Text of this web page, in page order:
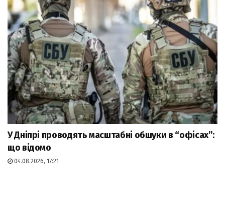
У Дніпрі проводять масштабні обшуки в “офісах”:
що відомо
04.08.2026, 17:21